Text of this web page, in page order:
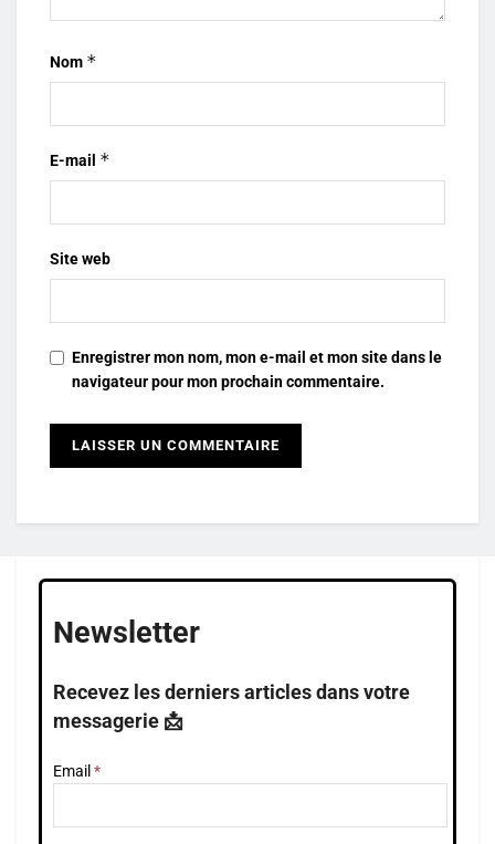
Nom *
E-mail *
Site web
Enregistrer mon nom, mon e-mail et mon site dans le
navigateur pour mon prochain commentaire.
Newsletter
Recevez les derniers articles dans votre
messagerie 📩
Email